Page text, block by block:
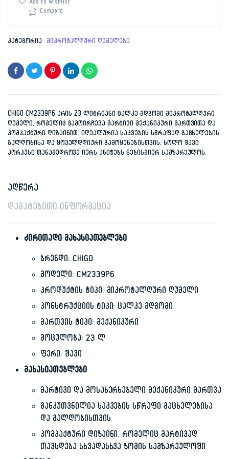
რაოდენობა
Add to wishlist
Compare
კატეგორია მიკროტალღური ღუმელები
CHIGO CM2339P6 არის 23 ლიტრიანი ცალკე მდგომი მიკროტალღური
ღუმელი, რომელიც გამოირჩევა მარტივი მექანიკური მართვითა და
კომპაქტური დიზაინით. იდეალურია საკვების სწრაფად გაცხელების,
გალღობისა და ყოველდღიური გამოყენებისთვის, ხოლო შავი
კორპუსი თანამედროვე იერს ანიჭებს ნებისმიერ სამზარეულოს.
აღწერა
დამატებითი ინფორმაცია
ძირითადი მახასიათებლები
ბრენდი: CHIGO
მოდელი: CM2339P6
პროდუქტის ტიპი: მიკროტალღური ღუმელი
კონსტრუქციის ტიპი: ცალკე მდგომი
მართვის ტიპი: მექანიკური
მოცულობა: 23 ლ
ფერი: შავი
მახასიათებლები
მარტივი და მოსახერხებელი მექანიკური მართვა
განკუთვნილია საკვების სწრაფი გაცხელებისა
და გალღობისთვის
კომპაქტური დიზაინი, რომელიც მარტივად
თავსდება სხვადასხვა ზომის სამზარეულოში